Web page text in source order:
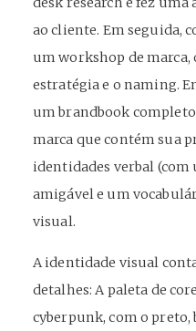
ao cliente. Em seguida,
um workshop de marca,
estratégia e o naming.
um brandbook
marca que contém sua
identidades verbal (com
amigável e um
visual.
A identidade visual
detalhes: A paleta de
cyberpunk, com o preto,